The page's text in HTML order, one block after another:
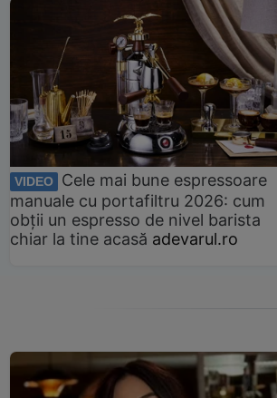
VIDEO
Cele mai bune espressoare
manuale cu portafiltru 2026: cum
obții un espresso de nivel barista
chiar la tine acasă adevarul.ro